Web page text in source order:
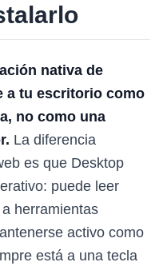
nativa de
a tu escritorio como
no como una
La diferencia
es que Desktop
puede leer
herramientas
activo como
está a una tecla